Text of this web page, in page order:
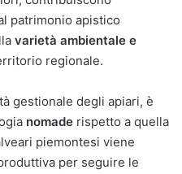
patrimonio apistico
varietà ambientale e
regionale.
gestionale degli apiari, è
nomade rispetto a quella
piemontesi viene
per seguire le